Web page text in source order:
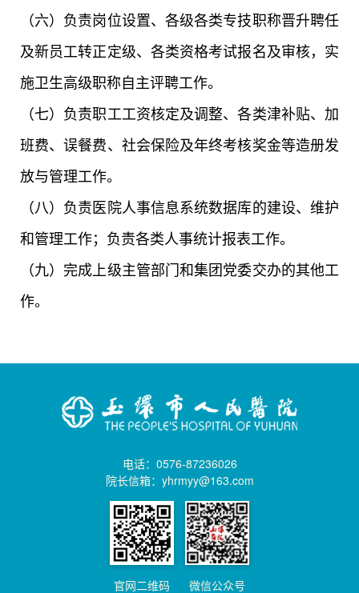
（六）负责岗位设置、各级各类专技职称晋升聘任
及新员工转正定级、各类资格考试报名及审核，实
施卫生高级职称自主评聘工作。
（七）负责职工工资核定及调整、各类津补贴、加
班费、误餐费、社会保险及年终考核奖金等造册发
放与管理工作。
（八）负责医院人事信息系统数据库的建设、维护
和管理工作；负责各类人事统计报表工作。
（九）完成上级主管部门和集团党委交办的其他工
作。
电话：0576-87236026
院长信箱：yhrmyy@163.com
官网二维码 微信公众号